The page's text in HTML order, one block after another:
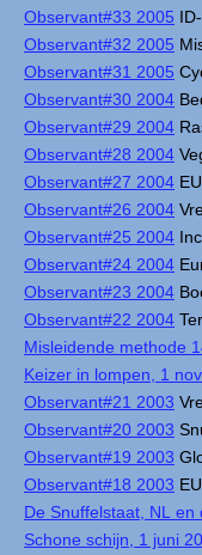
Observant#33 2005
Observant#32 2005
Observant#31 2005
Observant#30 2004
Observant#29 2004
Observant#28 2004
Observant#27 2004
Observant#26 2004
Observant#25 2004
Observant#24 2004
Observant#23 2004
Observant#22 2004
Misleidende methode
Keizer in lompen, 1
Observant#21 2003
Observant#20 2003
Observant#19 2003
Observant#18 2003
De Snuffelstaat, NL
Schone schijn, 1 juni